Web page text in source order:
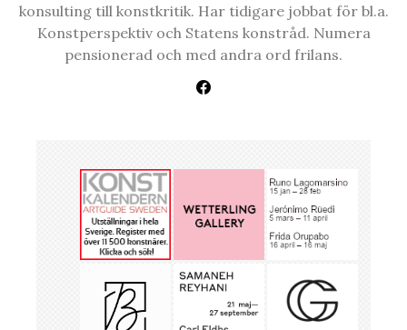
konsulting till konstkritik. Har tidigare jobbat för bl.a.
Konstperspektiv och Statens konstråd. Numera
pensionerad och med andra ord frilans.